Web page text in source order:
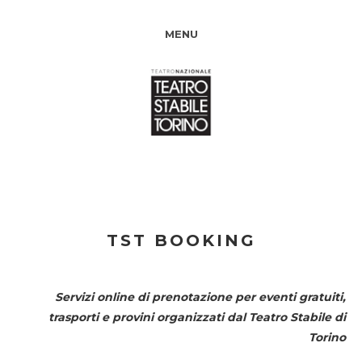
MENU
TST BOOKING
Servizi online di prenotazione per eventi gratuiti,
trasporti e provini organizzati dal Teatro Stabile di
Torino